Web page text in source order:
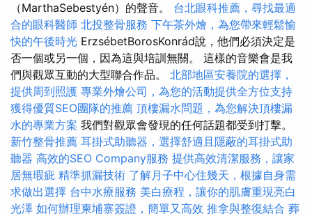
（MarthaSebestyén）的聲音。 台北眼科推薦，尋找最適
合的眼科醫師 北投整骨服務 下午茶外燴，為您帶來輕鬆愉
快的午後時光 ErzsébetBorosKonrád說，他們必須決定是
否一個或另一個，因為這與培訓無關。 這樣的音樂會是我
們與觀眾互動的大型聯合作品。 北部地區安養院的選擇，
提供周到照護 專業外燴公司，為您的活動提供全方位支持
獲得優質SEO團隊的推薦 頂樓漏水問題，為您解決頂樓漏
水的專業方案 我們對觀眾會發現的任何話題都受到打擊。
新竹整骨推薦 耳掛式助聽器，選擇舒適且隱蔽的耳掛式助
聽器 高效的SEO Company服務 提供高效清潔服務，讓家
居無瑕疵 精準抓漏技術 了解月子中心住幾天，根據自身需
求做出選擇 台中水療服務 美白療程，讓你的肌膚重現亮白
光澤 如何辦理柬埔寨簽證，簡單又高效 推拿與整復結合 葬